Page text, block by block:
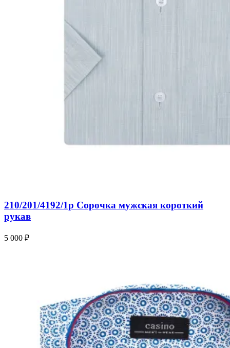
210/201/4192/1p Сорочка мужская короткий
рукав
5 000 ₽